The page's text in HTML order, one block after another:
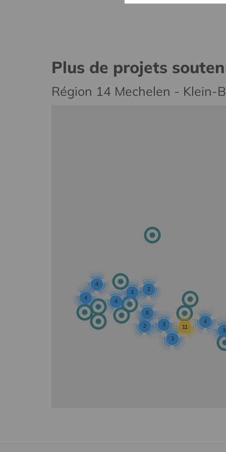
Plus de projets
Région 14 Mechelen - Klein-
3
8
4
4
2 11
4
3
2
4
3
3